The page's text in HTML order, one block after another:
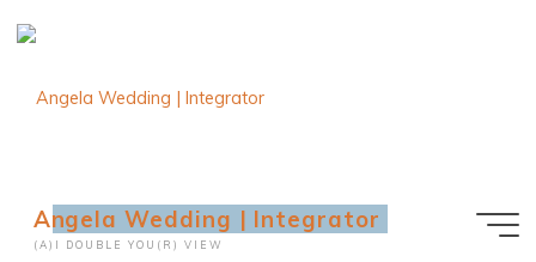
naar
inhoud
Angela Wedding | Integrator
(A)I DOUBLE YOU(R) VIEW